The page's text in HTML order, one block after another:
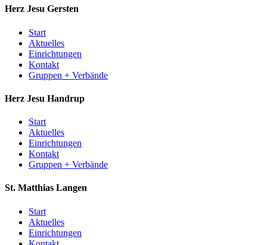
Herz Jesu Gersten
Start
Aktuelles
Einrichtungen
Kontakt
Gruppen + Verbände
Herz Jesu Handrup
Start
Aktuelles
Einrichtungen
Kontakt
Gruppen + Verbände
St. Matthias Langen
Start
Aktuelles
Einrichtungen